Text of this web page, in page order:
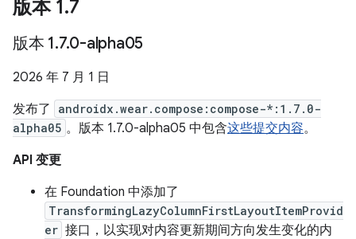
版本 1.7
版本 1.7.0-alpha05
2026 年 7 月 1 日
发布了
androidx.wear.compose:compose-*:1.7.0-
alpha05 。版本 1.7.0-alpha05 中包含这些提交内容。
API 变更
在 Foundation 中添加了
TransformingLazyColumnFirstLayoutItemProvid
er 接口，以实现对内容更新期间方向发生变化的内